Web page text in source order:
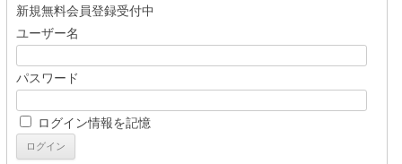
新規無料会員登録受付中
ユーザー名
パスワード
ログイン情報を記憶